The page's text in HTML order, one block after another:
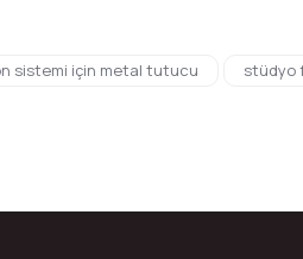
kullanarak tarafımıza iletebilirsiniz.
sistemi için metal tutucu
stüdyo